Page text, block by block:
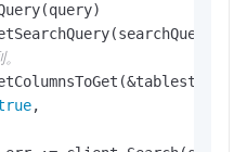
,